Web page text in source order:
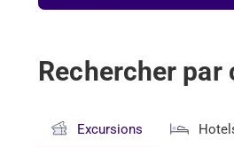
Rechercher par
Excursions